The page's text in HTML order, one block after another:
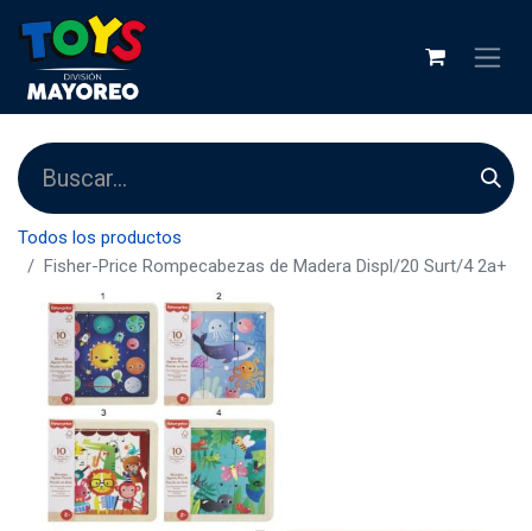
Todos los productos
Fisher-Price Rompecabezas de Madera Displ/20 Surt/4 2a+